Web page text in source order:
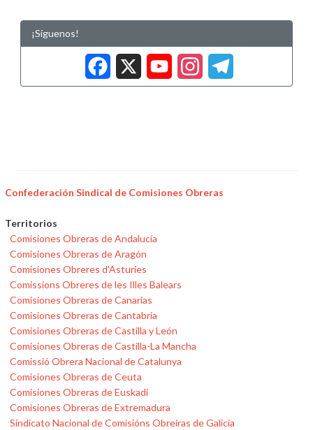
¡Síguenos!
Facebook
X
Confederación Sindical de Comisiones Obreras
Territorios
Comisiones Obreras de Andalucía
Comisiones Obreras de Aragón
Comisiones Obreres d'Asturies
Comissions Obreres de les Illes Balears
Comisiones Obreras de Canarias
Comisiones Obreras de Cantabria
Comisiones Obreras de Castilla y León
Comisiones Obreras de Castilla-La Mancha
Comissió Obrera Nacional de Catalunya
Comisiones Obreras de Ceuta
Comisiones Obreras de Euskadi
Comisiones Obreras de Extremadura
Sindicato Nacional de Comisións Obreiras de Galicia